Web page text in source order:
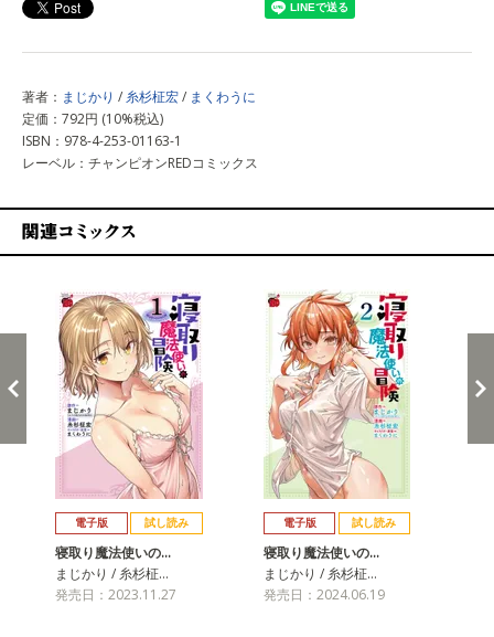
著者： まじかり /糸杉柾宏/ まくわうに
定価：792円 (10%税込)
ISBN：978-4-253-01163-1
レーベル：チャンピオンREDコミックス
電子版 試し読み
寝取り魔法使いの…
まじかり / 糸杉柾…
発売日：2023.11.27
電子版 試し読み
寝取り魔法使いの…
まじかり / 糸杉柾…
発売日：2024.06.19